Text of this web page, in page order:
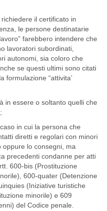
il certificato in
le persone destinatarie
farebbero intendere che
lavoratori subordinati,
autonomi, sia coloro che
se questi ultimi sono citati
formulazione “attivita’
in essere o soltanto quelli che
in cui la persona che
diretti e regolari con minori
oppure lo consegni, ma
precedenti condanne per atti
600-bis (Prostituzione
600-quater (Detenzione
(Iniziative turistiche
minorile) e 609
del Codice penale.